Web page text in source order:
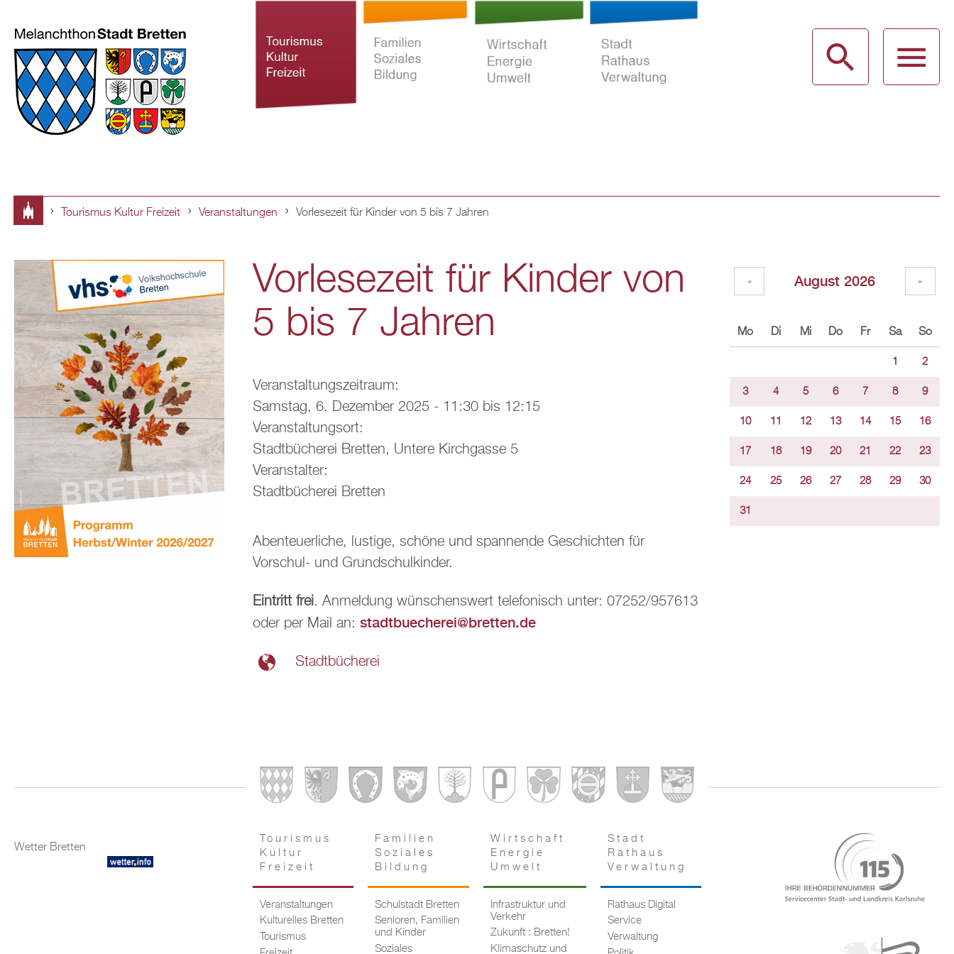
Inhalt
sind
hier
Tourismus Kultur Freizeit Veranstaltungen Vorlesezeit für Kinder von 5 bis 7 Jahren
Vorlesezeit für Kinder von
5 bis 7 Jahren
Veranstaltungszeitraum:
Samstag, 6. Dezember 2025 - 11:30 bis 12:15
Veranstaltungsort:
Stadtbücherei Bretten, Untere Kirchgasse 5
Veranstalter:
Stadtbücherei Bretten
Abenteuerliche, lustige, schöne und spannende Geschichten für
Vorschul- und Grundschulkinder.
Eintritt frei. Anmeldung wünschenswert telefonisch unter: 07252/957613
oder per Mail an: stadtbuecherei@bretten.de
Stadtbücherei
August 2026
« »
Mo Di Mi Do Fr Sa So
1 2
3 4 5 6 7 8 9
10 11 12 13 14 15 16
17 18 19 20 21 22 23
24 25 26 27 28 29 30
31
Wetter Bretten
Tourismus
Kultur
Freizeit
Veranstaltungen
Kulturelles Bretten
Tourismus
Familien
Soziales
Bildung
Schulstadt Bretten
Senioren, Familien
und Kinder
Soziales
Wirtschaft
Energie
Umwelt
Infrastruktur und
Verkehr
Zukunft : Bretten!
Klimaschutz und
Stadt
Rathaus
Verwaltung
Rathaus Digital
Service
Verwaltung